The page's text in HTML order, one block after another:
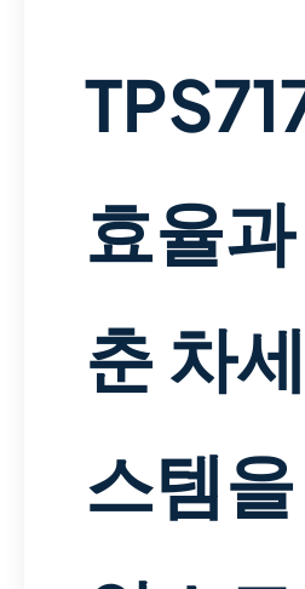
효율
춘 차
스템